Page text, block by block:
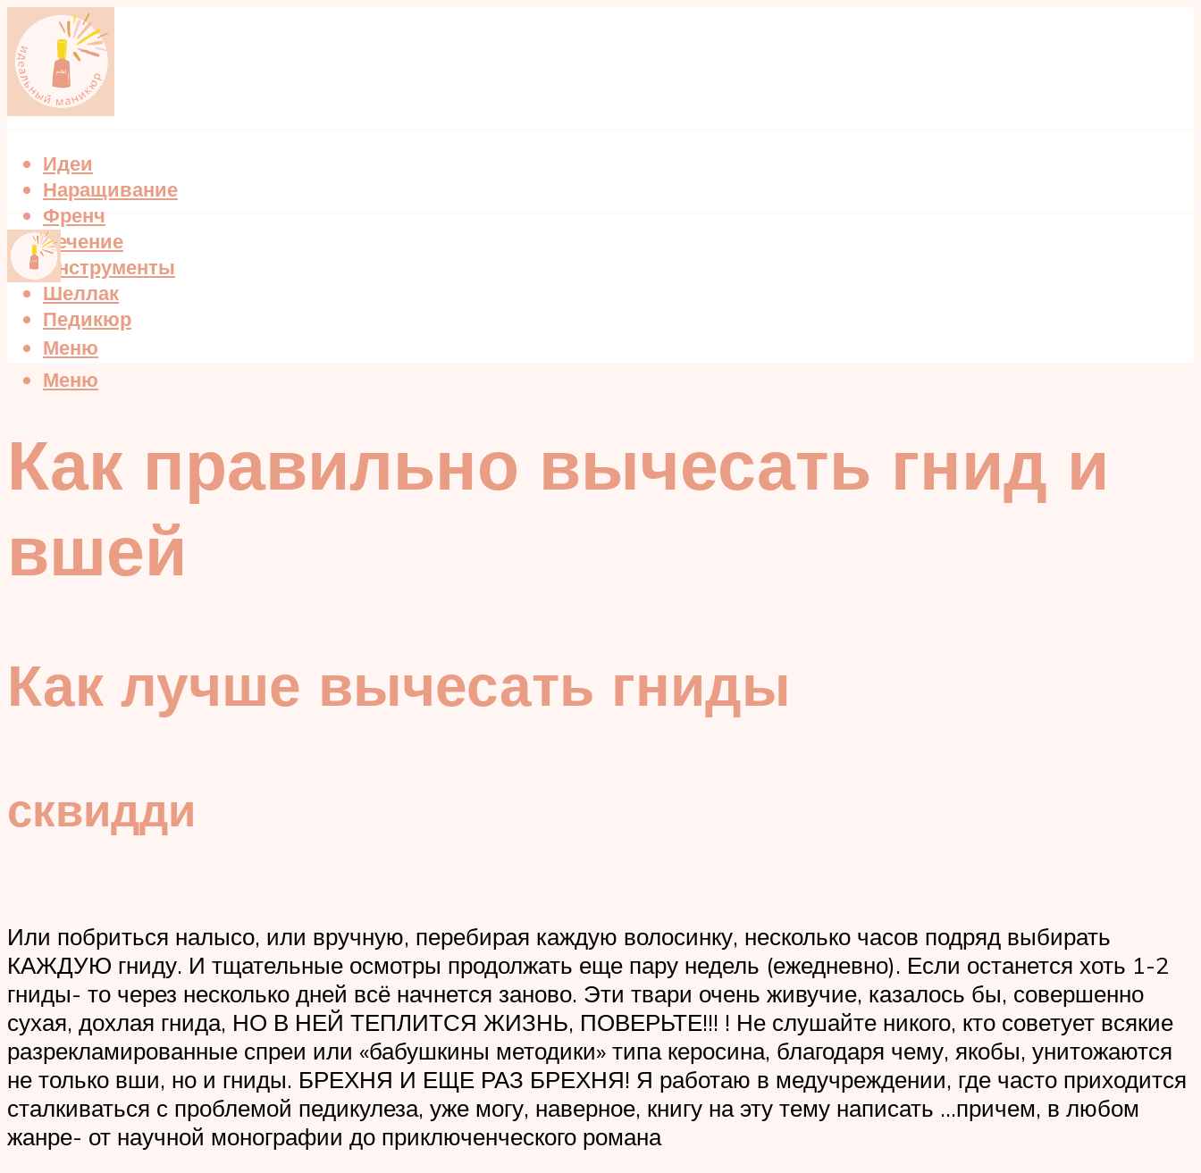
Идеи
Наращивание
Френч
Лечение
Инструменты
Шеллак
Педикюр
Меню
Меню
Как правильно вычесать гнид и
вшей
Как лучше вычесать гниды
сквидди
Или побриться налысо, или вручную, перебирая каждую волосинку, несколько часов подряд выбирать
КАЖДУЮ гниду. И тщательные осмотры продолжать еще пару недель (ежедневно). Если останется хоть 1-2
гниды- то через несколько дней всё начнется заново. Эти твари очень живучие, казалось бы, совершенно
сухая, дохлая гнида, НО В НЕЙ ТЕПЛИТСЯ ЖИЗНЬ, ПОВЕРЬТЕ!!! ! Не слушайте никого, кто советует всякие
разрекламированные спреи или «бабушкины методики» типа керосина, благодаря чему, якобы, унитожаются
не только вши, но и гниды. БРЕХНЯ И ЕЩЕ РАЗ БРЕХНЯ! Я работаю в медучреждении, где часто приходится
сталкиваться с проблемой педикулеза, уже могу, наверное, книгу на эту тему написать …причем, в любом
жанре- от научной монографии до приключенческого романа